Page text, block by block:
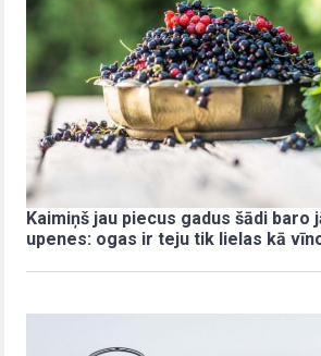
Kaimiņš jau piecus gadus šādi baro
upenes: ogas ir teju tik lielas kā